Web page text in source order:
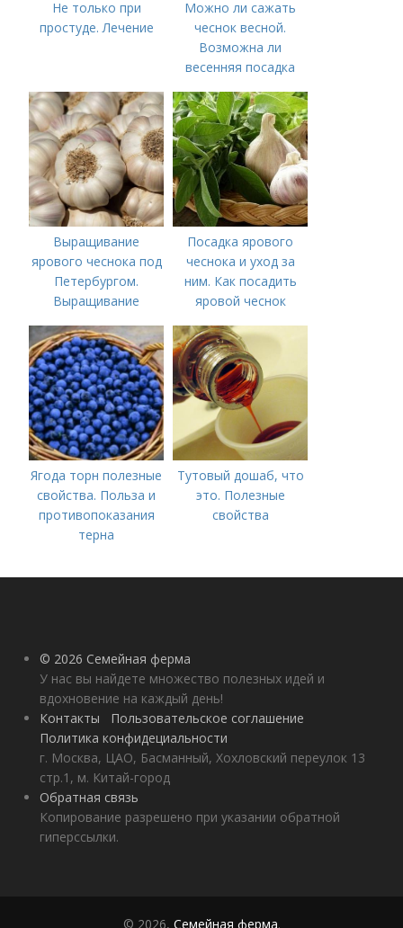
Не только при
простуде. Лечение
Можно ли сажать
чеснок весной.
Возможна ли
весенняя посадка
лучше делать
Выращивание
ярового чеснока под
Петербургом.
Выращивание
важных моментов
Посадка ярового
чеснока и уход за
ним. Как посадить
яровой чеснок
Ягода торн полезные
свойства. Польза и
противопоказания
терна
Тутовый дошаб, что
это. Полезные
свойства
© 2026 Семейная ферма
У нас вы найдете множество полезных идей и
вдохновение на каждый день!
Контакты
Пользовательское соглашение
Политика конфидециальности
г. Москва, ЦАО, Басманный, Хохловский переулок 13
стр.1, м. Китай-город
Обратная связь
Копирование разрешено при указании обратной
гиперссылки.
© 2026, Семейная ферма.